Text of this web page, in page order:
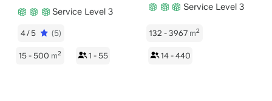
Service Level 3
4/5 (5)
15 - 500 m2 1 - 55
Service Level 3
132 - 3967 m2
14 - 440